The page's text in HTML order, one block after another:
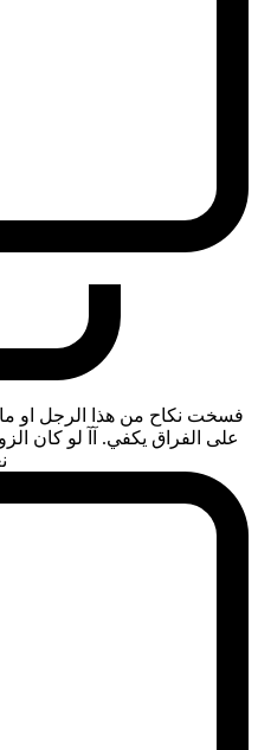
فسخت نكاح من هذا الرجل او
على الفراق يكفي. آآ لو كان